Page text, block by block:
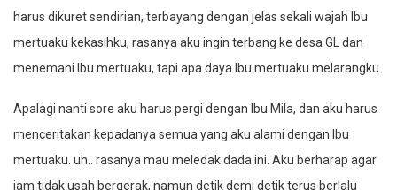
harus dikuret sendirian, terbayang dengan jelas sekali wajah Ibu
mertuaku kekasihku, rasanya aku ingin terbang ke desa GL dan
menemani Ibu mertuaku, tapi apa daya Ibu mertuaku melarangku.
Apalagi nanti sore aku harus pergi dengan Ibu Mila, dan aku harus
menceritakan kepadanya semua yang aku alami dengan Ibu
mertuaku. uh.. rasanya mau meledak dada ini. Aku berharap agar
jam tidak usah bergerak, namun detik demi detik terus berlalu